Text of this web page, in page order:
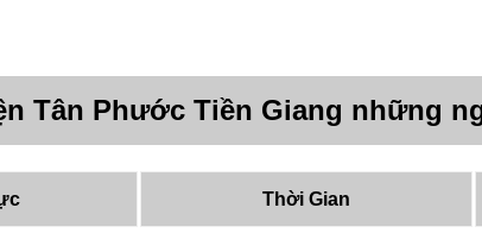
Tân Phước Tiền Giang những
Thời Gian